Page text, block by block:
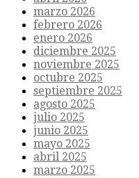
marzo 2026
febrero 2026
enero 2026
diciembre 2025
noviembre 2025
octubre 2025
septiembre 2025
agosto 2025
julio 2025
junio 2025
mayo 2025
abril 2025
marzo 2025